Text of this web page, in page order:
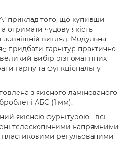
приклад того, що купивши
отримати чудову якість
зовнішній вигляд. Модульна
придбати гарнітур практично
вибір різноманітних
гарну та функціональну
​​з якісного ламінованого
АБС (1 мм).
якісною фурнітурою - всі
телескопічними напрямними
пластиковими регульованими